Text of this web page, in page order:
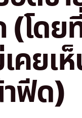
(โดย
คยเ
ฟีด)